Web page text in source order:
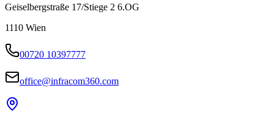
Geiselbergstraße 17/Stiege 2 6.OG
1110 Wien
00720 10397777
office@infracom360.com